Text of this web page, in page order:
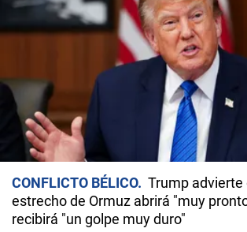
CONFLICTO BÉLICO
Trump advierte
estrecho de Ormuz abrirá "muy
recibirá "un golpe muy duro"